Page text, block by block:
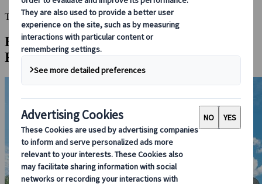
This Destination is disabled to display.
Entdecken Sie andere Reiseziele in dieser
Region